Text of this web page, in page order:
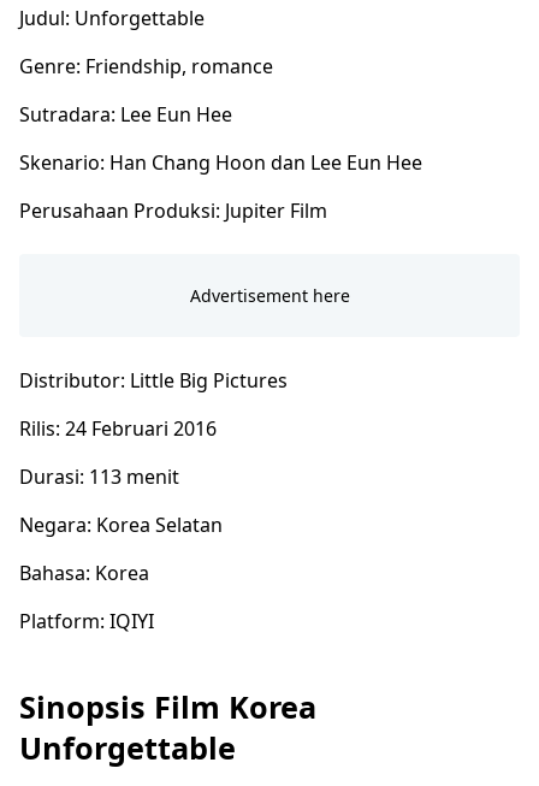
Judul: Unforgettable
Genre: Friendship, romance
Sutradara: Lee Eun Hee
Skenario: Han Chang Hoon dan Lee Eun Hee
Perusahaan Produksi: Jupiter Film
Distributor: Little Big Pictures
Rilis: 24 Februari 2016
Durasi: 113 menit
Negara: Korea Selatan
Bahasa: Korea
Platform: IQIYI
Sinopsis Film Korea
Unforgettable